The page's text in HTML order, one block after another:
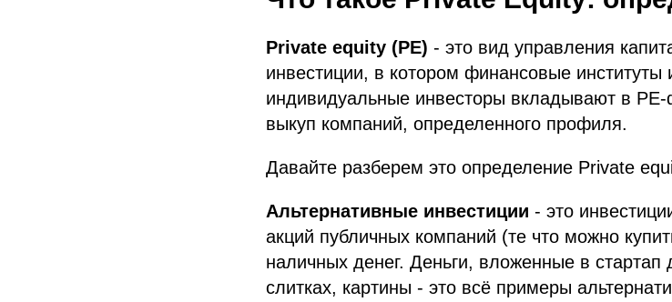
Private equity (PE) - это вид управления
инвестиции, в котором финансовые институты
индивидуальные инвесторы вкладывают в
выкуп компаний, определенного профиля.
Давайте разберем это определение Private
Альтернативные инвестиции - это
акций публичных компаний (те что можно
наличных денег. Деньги, вложенные в стартап
слитках, картины - это всё примеры